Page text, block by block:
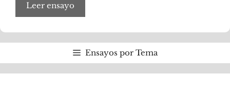
Leer ensayo
Ensayos por Tema